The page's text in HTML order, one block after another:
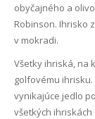
obyčajného a
Robinson. Ihrisko
v mokradi.
Všetky ihriská, na
golfovému
vynikajúce jedlo
všetkých